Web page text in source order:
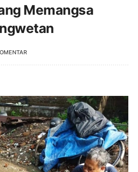
Memangsa